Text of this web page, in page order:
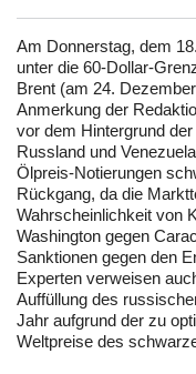
Am Donnerstag, dem
unter die 60-Dollar-
Brent (am 24.
Anmerkung der
vor dem Hintergrund
Russland und
Ölpreis-Notierungen
Rückgang, da die
Wahrscheinlichkeit von
Washington gegen
Sanktionen gegen den
Experten verweisen
Auffüllung des
Jahr aufgrund der zu
Weltpreise des